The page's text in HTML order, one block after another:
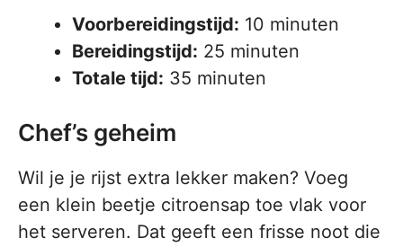
Voorbereidingstijd: 10 minuten
Bereidingstijd: 25 minuten
Totale tijd: 35 minuten
Chef’s geheim
Wil je je rijst extra lekker maken? Voeg
een klein beetje citroensap toe vlak voor
het serveren. Dat geeft een frisse noot die